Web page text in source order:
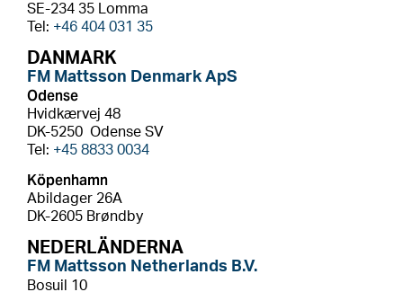
SE-234 35 Lomma
Tel: +46 404 031 35
DANMARK
FM Mattsson Denmark ApS
Odense
Hvidkærvej 48
DK-5250 Odense SV
Tel: +45 8833 0034
Köpenhamn
Abildager 26A
DK-2605 Brøndby
NEDERLÄNDERNA
FM Mattsson Netherlands B.V.
Bosuil 10